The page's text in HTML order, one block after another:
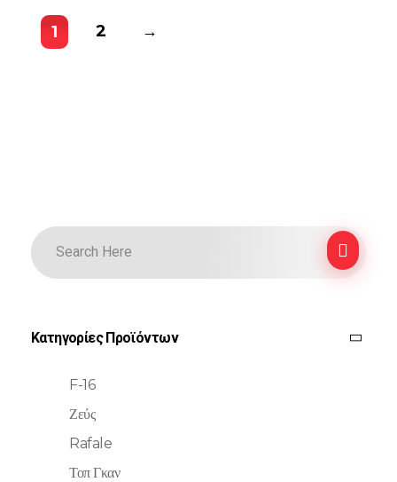
1 2 →
Κατηγορίες Προϊόντων
F-16
Ζεύς
Rafale
Τοπ Γκαν